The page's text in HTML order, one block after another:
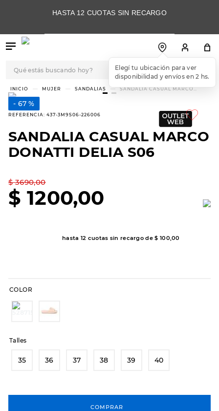
HASTA 12 CUOTAS SIN RECARGO
Elegí tu ubicación para ver
disponibilidad y envíos en 2 hs.
MUJER SANDALIAS
SANDALIA CASUAL MARCO
67 %
REFERENCIA: 437-3M9S06-226006
SANDALIA CASUAL MARCO
DONATTI DELIA S06
$ 3690,00
$ 1200,00
hasta 12 cuotas sin recargo de$ 100,00
COLOR
Talles
35 36 37 38 39 40
COMPRAR
TÉRMINOS MÁS
BUSCADOS
3.
skechers slip-ins